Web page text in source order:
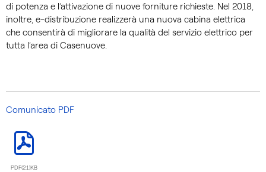
di potenza e l’attivazione di nuove forniture richieste. Nel 2018,
inoltre, e-distribuzione realizzerà una nuova cabina elettrica
che consentirà di migliorare la qualità del servizio elettrico per
tutta l’area di Casenuove.
Comunicato PDF
PDF(21)KB